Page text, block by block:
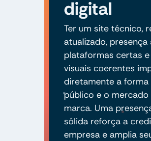
digital
Ter um site técnico,
atualizado, presença
plataformas certas
visuais coerentes
diretamente a
público e o
marca. Uma
sólida reforça a
empresa e amplia